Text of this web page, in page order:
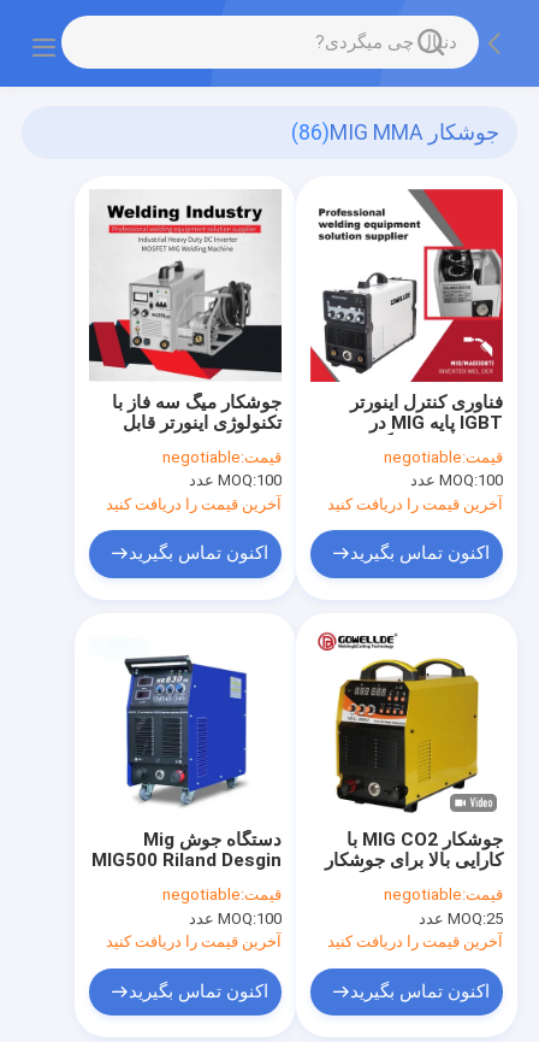
جوشکار MIG MMA (86)
جوشکار میگ سه فاز با
تکنولوژی اینورتر قابل
دستگاه جوش co2
قیمت:negotiable
MOQ:100 عدد
آخرین قیمت را دریافت کنید
اکنون تماس بگیرید
فناوری کنترل اینورتر
IGBT پایه MIG در
اینورتر MIG MIG 380A
3Phase
قیمت:negotiable
MOQ:100 عدد
آخرین قیمت را دریافت کنید
اکنون تماس بگیرید
دستگاه جوش Mig
MIG500 Riland Desgin
Mma Welder Gas
Protect Smart
Welding with 4T
قیمت:negotiable
MOQ:100 عدد
آخرین قیمت را دریافت کنید
اکنون تماس بگیرید
جوشکار MIG CO2 با
کارایی بالا برای جوشکار
mma
قیمت:negotiable
MOQ:25 عدد
آخرین قیمت را دریافت کنید
اکنون تماس بگیرید